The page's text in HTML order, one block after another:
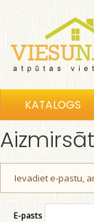
KATALOGS
Ievadiet e-pastu,
E-pasts